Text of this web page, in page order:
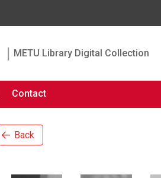
| METU Library Digital Collection
Contact
Back